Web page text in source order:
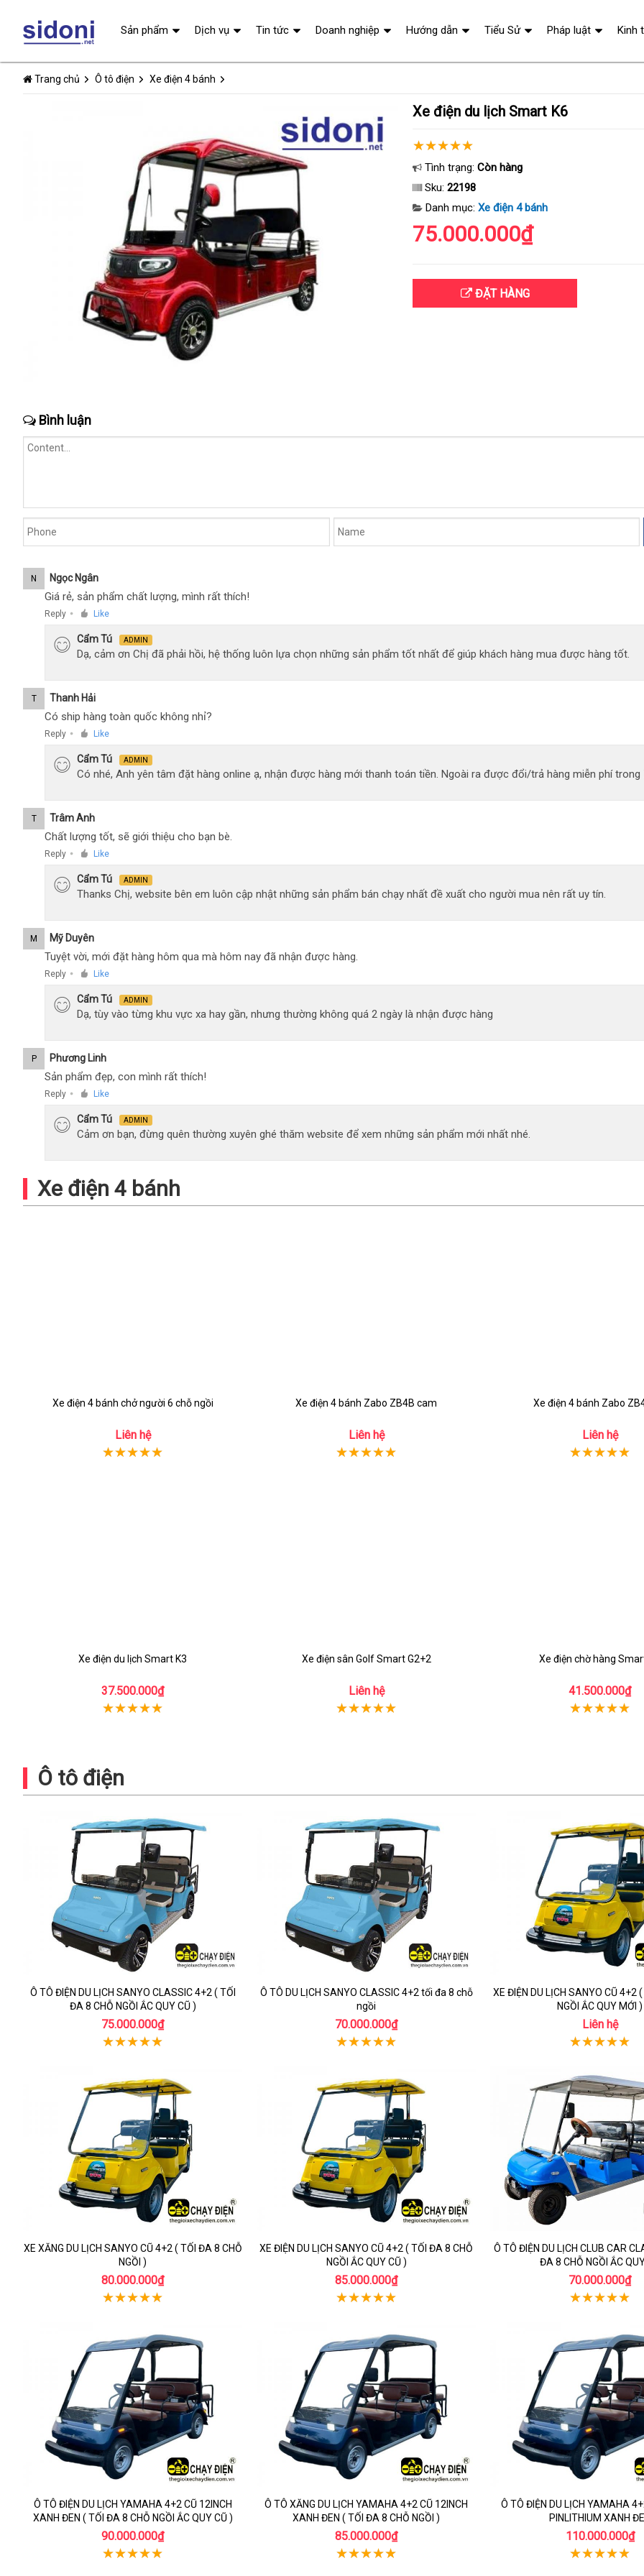
Trang chủ Ô tô điện Xe điện 4 bánh
Xe điện du lịch Smart K6
Tình trạng: Còn hàng
Sku: 22198
Danh mục: Xe điện 4 bánh
75.000.000₫
ĐẶT HÀNG
Bình luận
N Ngọc Ngân
Giá rẻ, sản phẩm chất lượng, mình rất thích!
Reply ● Like
Cẩm Tú ADMIN
Dạ, cảm ơn Chị đã phải hồi, hệ thống luôn lựa chọn những sản phẩm tốt nhất để giúp khách hàng mua được hàng tốt.
T Thanh Hải
Có ship hàng toàn quốc không nhỉ?
Reply ● Like
Cẩm Tú ADMIN
Có nhé, Anh yên tâm đặt hàng online ạ, nhận được hàng mới thanh toán tiền. Ngoài ra được đổi/trả hàng miễn phí trong
T Trâm Anh
Chất lượng tốt, sẽ giới thiệu cho bạn bè.
Reply ● Like
Cẩm Tú ADMIN
Thanks Chị, website bên em luôn cập nhật những sản phẩm bán chạy nhất đề xuất cho người mua nên rất uy tín.
M Mỹ Duyên
Tuyệt vời, mới đặt hàng hôm qua mà hôm nay đã nhận được hàng.
Reply ● Like
Cẩm Tú ADMIN
Dạ, tùy vào từng khu vực xa hay gần, nhưng thường không quá 2 ngày là nhận được hàng
P Phương Linh
Sản phẩm đẹp, con mình rất thích!
Reply ● Like
Cẩm Tú ADMIN
Cảm ơn bạn, đừng quên thường xuyên ghé thăm website để xem những sản phẩm mới nhất nhé.
Xe điện 4 bánh
Xe điện 4 bánh chở người 6 chỗ ngồi
Liên hệ
Xe điện 4 bánh Zabo ZB4B cam
Liên hệ
Xe điện 4 bánh Zabo
Liên hệ
Xe điện du lịch Smart K3
37.500.000₫
Xe điện sân Golf Smart G2+2
Liên hệ
Xe điện chờ hàng
41.500.000₫
Ô tô điện
Ô TÔ ĐIỆN DU LỊCH SANYO CLASSIC 4+2 ( TỐI
ĐA 8 CHỖ NGỒI ẮC QUY CŨ )
75.000.000₫
Ô TÔ DU LỊCH SANYO CLASSIC 4+2 tối đa 8 chỗ
ngồi
70.000.000₫
XE ĐIỆN DU LỊCH SANYO CŨ 4+2
NGỒI ẮC QUY MỚI )
Liên hệ
XE XĂNG DU LỊCH SANYO CŨ 4+2 ( TỐI ĐA 8 CHỖ
NGỒI )
80.000.000₫
XE ĐIỆN DU LỊCH SANYO CŨ 4+2 ( TỐI ĐA 8 CHỖ
NGỒI ẮC QUY CŨ )
85.000.000₫
Ô TÔ ĐIỆN DU LỊCH CLUB CAR
ĐA 8 CHỖ NGỒI ẮC
70.000.000₫
Ô TÔ ĐIỆN DU LỊCH YAMAHA 4+2 CŨ 12INCH
XANH ĐEN ( TỐI ĐA 8 CHỖ NGỒI ẮC QUY CŨ )
90.000.000₫
Ô TÔ XĂNG DU LỊCH YAMAHA 4+2 CŨ 12INCH
XANH ĐEN ( TỐI ĐA 8 CHỖ NGỒI )
85.000.000₫
Ô TÔ ĐIỆN DU LỊCH YAMAHA
PINLITHIUM XANH
110.000.000₫
Sản phẩm Dịch vụ Tin tức Doanh nghiệp Hướng dẫn Tiểu Sử Pháp luật Kinh